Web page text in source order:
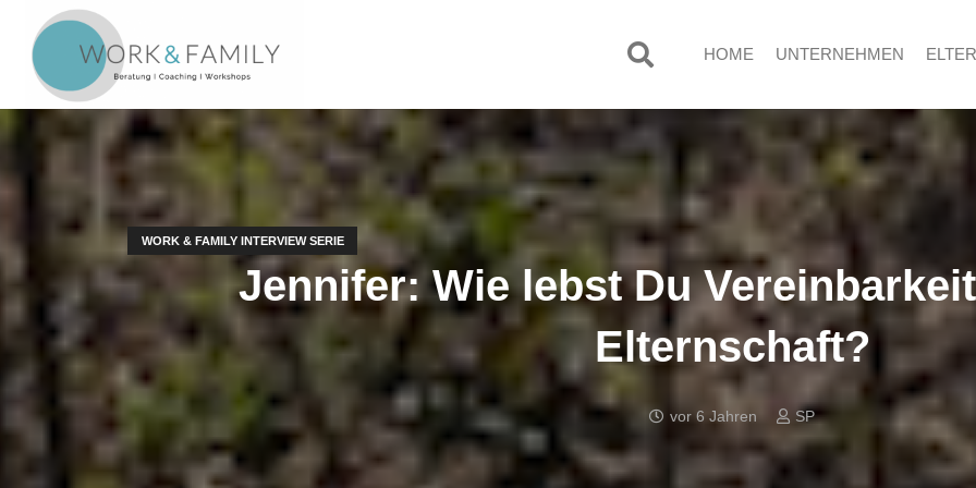
HOME UNTERNEHMEN
WORK & FAMILY INTERVIEW SERIE
Jennifer: Wie lebst Du
Elternschaft?
vor 6 Jahren SP